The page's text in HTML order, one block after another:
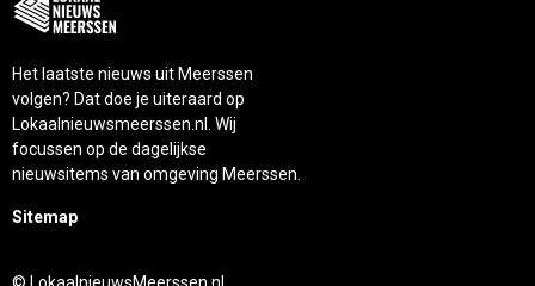
Het laatste nieuws uit Meerssen
volgen? Dat doe je uiteraard op
Lokaalnieuwsmeerssen.nl. Wij
focussen op de dagelijkse
nieuwsitems van omgeving Meerssen.
Sitemap